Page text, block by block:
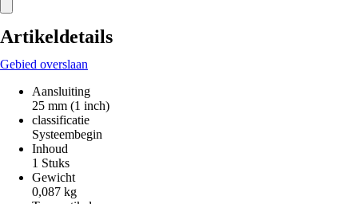
Artikeldetails
Gebied overslaan
Aansluiting
25 mm (1 inch)
classificatie
Systeembegin
Inhoud
1 Stuks
Gewicht
0,087 kg